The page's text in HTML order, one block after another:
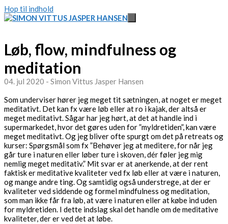
Hop til indhold
Løb, flow, mindfulness og
meditation
04. jul 2020 - Simon Vittus Jasper Hansen
Som underviser hører jeg meget tit sætningen, at noget er meget
meditativt. Det kan fx være løb eller at ro i kajak, der altså er
meget meditativt. Sågar har jeg hørt, at det at handle ind i
supermarkedet, hvor det gøres uden for ”myldretiden”, kan være
meget meditativt. Og jeg bliver ofte spurgt om det på retreats og
kurser: Spørgsmål som fx ”Behøver jeg at meditere, for når jeg
går ture i naturen eller løber ture i skoven, dér føler jeg mig
nemlig meget meditativ.” Mit svar er at anerkende, at der rent
faktisk er meditative kvaliteter ved fx løb eller at være i naturen,
og mange andre ting. Og samtidig også understrege, at der er
kvaliteter ved siddende og formel mindfulness og meditation,
som man ikke får fra løb, at være i naturen eller at købe ind uden
for myldretiden. I dette indslag skal det handle om de meditative
kvaliteter, der er ved det at løbe.